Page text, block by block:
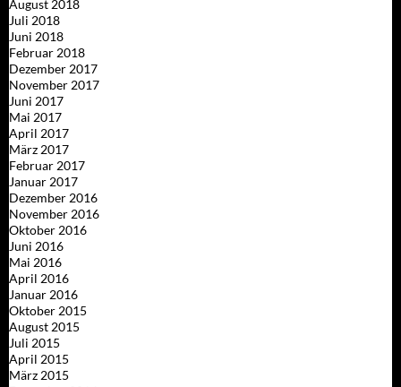
August 2018
Juli 2018
Juni 2018
Februar 2018
Dezember 2017
November 2017
Juni 2017
Mai 2017
April 2017
März 2017
Februar 2017
Januar 2017
Dezember 2016
November 2016
Oktober 2016
Juni 2016
Mai 2016
April 2016
Januar 2016
Oktober 2015
August 2015
Juli 2015
April 2015
März 2015